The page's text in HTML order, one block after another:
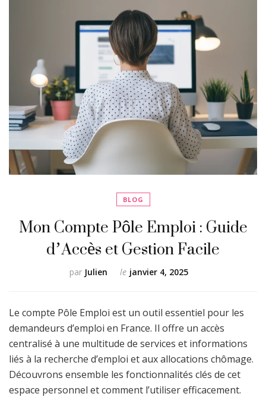
BLOG
Mon Compte Pôle Emploi : Guide
d’Accès et Gestion Facile
par Julien le janvier 4, 2025
Le compte Pôle Emploi est un outil essentiel pour les
demandeurs d’emploi en France. Il offre un accès
centralisé à une multitude de services et informations
liés à la recherche d’emploi et aux allocations chômage.
Découvrons ensemble les fonctionnalités clés de cet
espace personnel et comment l’utiliser efficacement.